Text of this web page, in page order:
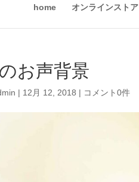
home オンラインストア
お声背景
| 12月 12, 2018 | コメント0件